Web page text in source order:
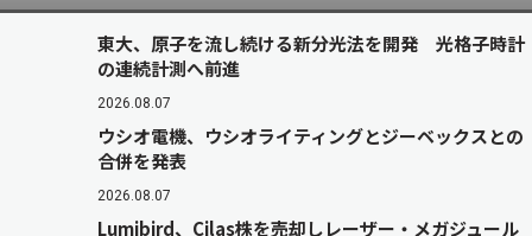
東大、原子を流し続ける新分光法を開発 光格子時計
の連続計測へ前進
2026.08.07
ウシオ電機、ウシオライティングとジーベックスとの
合併を発表
2026.08.07
Lumibird、Cilas株を売却しレーザー・メガジュール